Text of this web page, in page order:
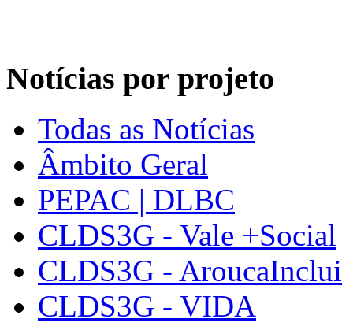
Notícias por projeto
Todas as Notícias
Âmbito Geral
PEPAC | DLBC
CLDS3G - Vale +Social
CLDS3G - AroucaInclui
CLDS3G - VIDA